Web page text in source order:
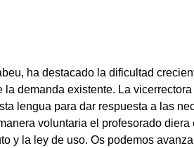
ha destacado la dificultad
demanda existente. La
lengua para dar respuesta a las
voluntaria el profesorado
y la ley de uso. Os podemos